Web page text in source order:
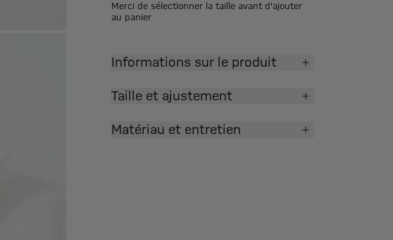
Merci de sélectionner la taille avant d'ajouter
au panier
Informations sur le produit
Taille et ajustement
Matériau et entretien